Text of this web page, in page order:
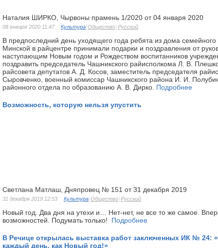
Наталия ШИРКО, Чырвоны прамень 1/2020 от 04 января 2020
08 января 2020 11:47 Культура Общество Русский
В предпоследний день уходящего года ребята из дома
Минской в райцентре принимали подарки и поздравления от
наступающим Новым годом и Рождеством воспитанников
поздравить председатель Чашникского райисполкома Л. В.
райсовета депутатов А. Д. Косов, заместитель председателя
Сыровченко, военный комиссар Чашникского района И. И.
районного отдела по образованию А. В. Дирко. Подробнее
Возможность, которую нельзя упустить
Светлана Матлаш, Дняпровец № 151 от 31 декабря 2019
31 декабря 2019 12:53 Культура Общество Русский
Новый год. Два дня на утехи и… Нет-нет, не все то же самое.
возможностей. Подумать только! Подробнее
В Речице открылась выставка работ заключенных ИК № 24:
каждый день, как Новый год!»